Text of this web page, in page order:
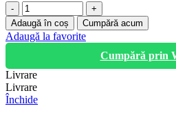
Cantitate
Plasa
de
umbrire,
grad
de
umbrire,
85gr/mp,
Adaugă în coș Cumpără acum
Adaugă la favorite
Cumpără prin
Livrare
Livrare
Închide